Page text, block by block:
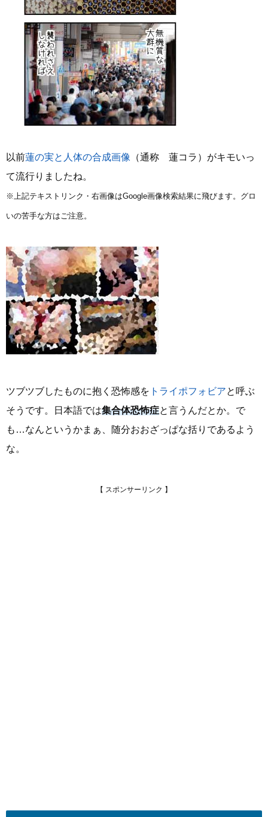
以前蓮の実と人体の合成画像 （通称 蓮コラ）がキモいっ
て流行りましたね。
※上記テキストリンク・右画像はGoogle画像検索結果に飛びます。グロ
いの苦手な方はご注意。
ツブツブしたものに抱く恐怖感を トライポフォビアと呼ぶ
そうです。日本語では集合体恐怖症と言うんだとか。で
も…なんというかまぁ、随分おおざっぱな括りであるよう
な。